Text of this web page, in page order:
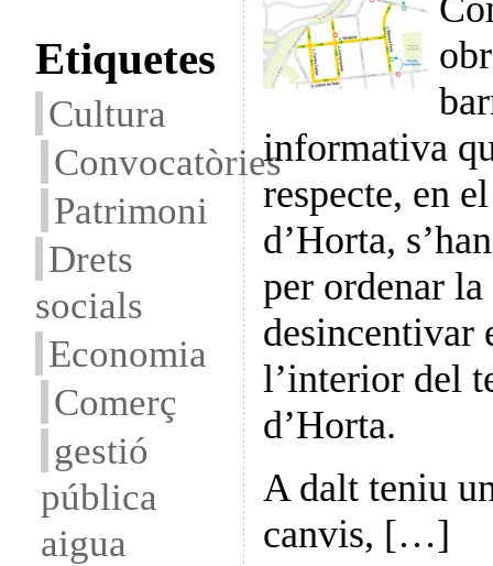
Etiquetes
Cultura
Convocatòries
Patrimoni
Drets
socials
Economia
Comerç
gestió
pública
aigua
informativa
respecte, en
d’Horta,
per ordenar
desincentivar
l’interior del
d’Horta.
A dalt teniu
canvis, […]